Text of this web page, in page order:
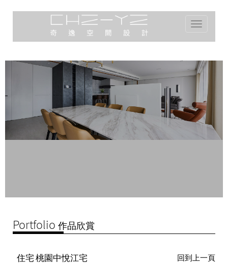
Toggle
Portfolio 作品欣賞
住宅 桃園中悅江宅 回到上一頁